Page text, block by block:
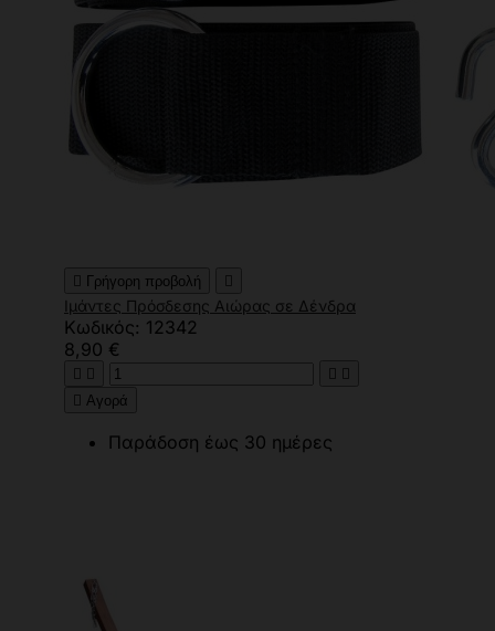
 Γρήγορη προβολή 
Ιμάντες Πρόσδεσης Αιώρας σε Δένδρα
Κωδικός: 12342
8,90 €
   
 Αγορά
Παράδοση έως 30 ημέρες